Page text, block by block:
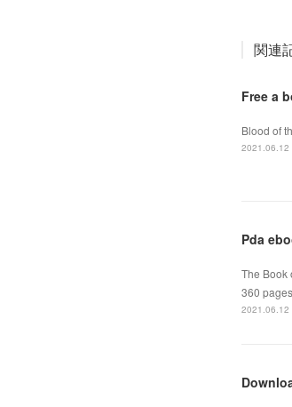
関連
Free a
Blood of
2021.06.12
Pda
The Book
360
2021.06.12